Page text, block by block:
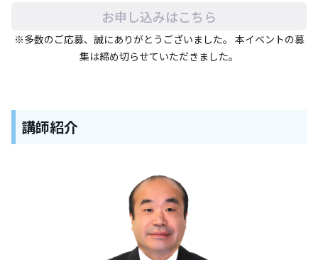
お申し込みはこちら
※多数のご応募、誠にありがとうございました。 本イベントの募
集は締め切らせていただきました。
講師紹介